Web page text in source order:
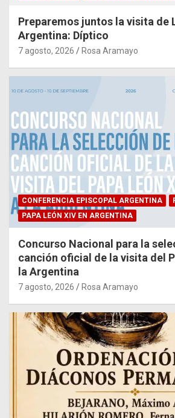
Preparemos juntos la visita de
Argentina: Díptico
7 agosto, 2026 Rosa Aramayo
CONFERENCIA EPISCOPAL ARGENTINA
PAPA LEÓN XIV EN ARGENTINA
Concurso Nacional para la
canción oficial de la visita del
la Argentina
7 agosto, 2026 Rosa Aramayo